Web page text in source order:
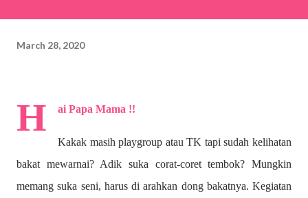
March 28, 2020
H ai Papa Mama !!
Kakak masih playgroup atau TK tapi sudah kelihatan
bakat mewarnai? Adik suka corat-coret tembok? Mungkin
memang suka seni, harus di arahkan dong bakatnya. Kegiatan